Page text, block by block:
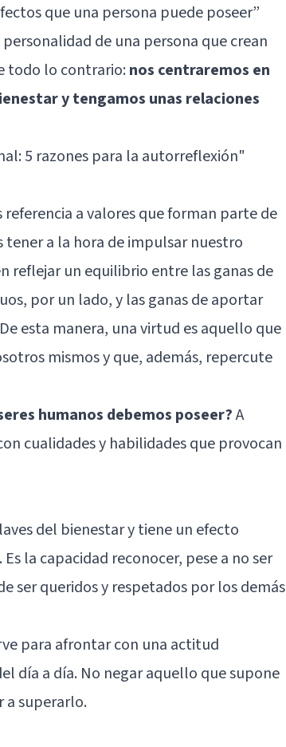
que una persona puede poseer”
de una persona que crean
todo lo contrario:nos centraremos en
y tengamos unas relaciones
5 razones para la autorreflexión"
a valores que forman parte de
a la hora de impulsar nuestro
reflejar un equilibrio entre las ganas de
por un lado, y las ganas de aportar
esta manera, una virtud es aquello que
mismos y que, además, repercute
humanos debemos poseer?A
cualidades y habilidades que provocan
del bienestar y tiene un efecto
la capacidad reconocer, pese a no ser
ser queridos y respetados por los demás
para afrontar con una actitud
día a día. No negar aquello que supone
a superarlo.